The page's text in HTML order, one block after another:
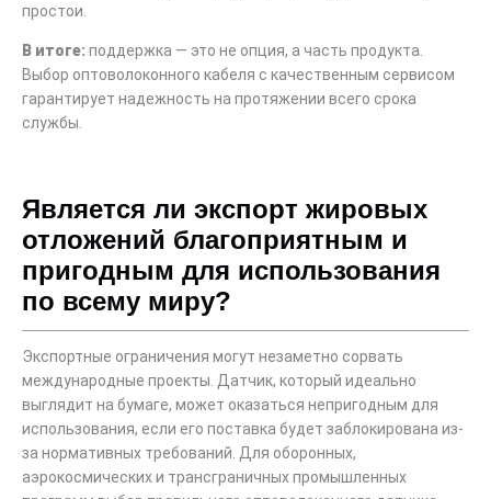
простои.
В итоге: поддержка — это не опция, а часть продукта.
Выбор оптоволоконного кабеля с качественным сервисом
гарантирует надежность на протяжении всего срока
службы.
Является ли экспорт жировых
отложений благоприятным и
пригодным для использования
по всему миру?
Экспортные ограничения могут незаметно сорвать
международные проекты. Датчик, который идеально
выглядит на бумаге, может оказаться непригодным для
использования, если его поставка будет заблокирована из-
за нормативных требований. Для оборонных,
аэрокосмических и трансграничных промышленных